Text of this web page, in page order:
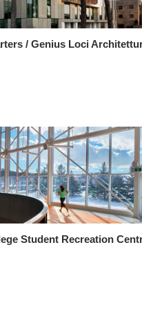
/ Genius Loci
Student Recreation